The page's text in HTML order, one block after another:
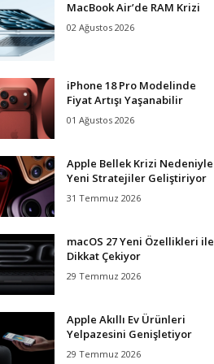
MacBook Air’de RAM Krizi
02 Ağustos 2026
iPhone 18 Pro Modelinde
Fiyat Artışı Yaşanabilir
01 Ağustos 2026
Apple Bellek Krizi Nedeniyle
Yeni Stratejiler Geliştiriyor
31 Temmuz 2026
macOS 27 Yeni Özellikleri ile
Dikkat Çekiyor
29 Temmuz 2026
Apple Akıllı Ev Ürünleri
Yelpazesini Genişletiyor
29 Temmuz 2026